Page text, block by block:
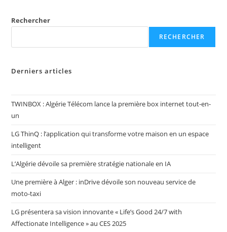
Rechercher
RECHERCHER
Derniers articles
TWINBOX : Algérie Télécom lance la première box internet tout-en-
un
LG ThinQ : l’application qui transforme votre maison en un espace
intelligent
L’Algérie dévoile sa première stratégie nationale en IA
Une première à Alger : inDrive dévoile son nouveau service de
moto-taxi
LG présentera sa vision innovante « Life’s Good 24/7 with
Affectionate Intelligence » au CES 2025